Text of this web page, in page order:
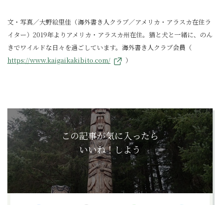
文・写真／大野絵里佳（海外書き人クラブ／アメリカ・アラスカ在住ラ
イター）2019年よりアメリカ・アラスカ州在住。猫と犬と一緒に、のん
きでワイルドな日々を過ごしています。海外書き人クラブ会員（
https://www.kaigaikakibito.com/
）
この記事が気に入ったら
いいね！しよう